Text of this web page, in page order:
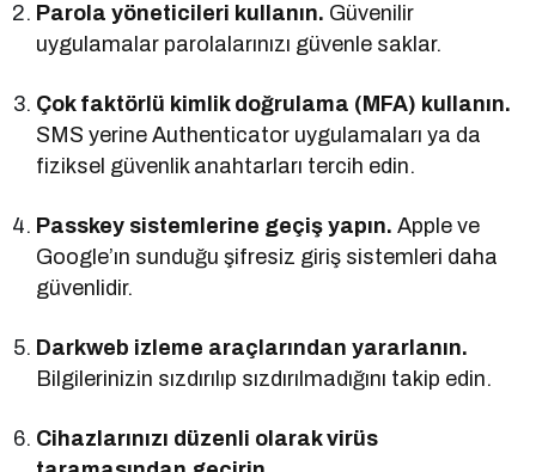
Parola yöneticileri kullanın. Güvenilir
uygulamalar parolalarınızı güvenle saklar.
Çok faktörlü kimlik doğrulama (MFA) kullanın.
SMS yerine Authenticator uygulamaları ya da
fiziksel güvenlik anahtarları tercih edin.
Passkey sistemlerine geçiş yapın. Apple ve
Google’ın sunduğu şifresiz giriş sistemleri daha
güvenlidir.
Darkweb izleme araçlarından yararlanın.
Bilgilerinizin sızdırılıp sızdırılmadığını takip edin.
Cihazlarınızı düzenli olarak virüs